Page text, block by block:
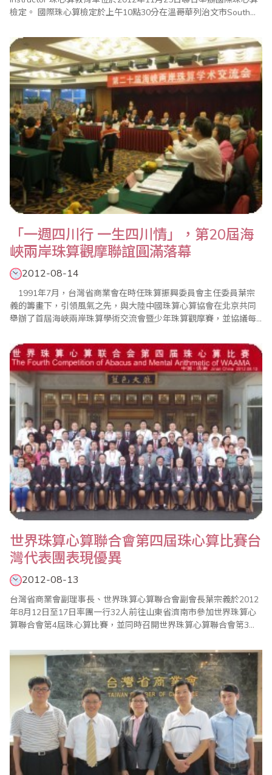
檢定。 國際珠心算檢定於上午10點30分在溫哥華列治文市South
校，不只是海外台裔學生，更包含中國、香港、越南、菲律賓籍的
學生，還有溫哥華當地的白人學..
「一週四川行 一生四川情」，第20屆海
峽兩岸珠算觀摩聯誼圓滿落幕
2012-08-14
1991年7月，台灣省商業會在時任珠算振興委員會主任委員葉宗
義的籌畫下，引領風氣之先，與大陸中國珠算心算協會在北京共同
舉辦了首屆海峽兩岸珠算學術交流會暨少年珠算觀摩賽，並協議每
第20屆海峽兩岸珠算觀摩聯誼活動，在中國珠算心算協會及四川省
珠算協會的細心籌備下，於10月14日起在四川舉行，並進行為期八
天的參觀訪問行程。10月14日下午，台灣..
世界珠算心算聯合會第四屆珠心算比賽台
灣代表團表現優異
2012-08-13
台灣省商業會副理事長、世界珠算心算聯合會副會長葉宗義於2012
年8月12日至17日率團一行32人前往山東省濟南市參加世界珠算心
算聯合會第4屆珠心算比賽，並同時召開世界珠算心算聯合會第3屆
括台灣、大陸、日本、韓國、馬來西亞、印尼、香港等國家或地區
同好及選手參與盛會。8月13日上午8時30分在南郊賓館展開序幕，
並在各界貴賓及世界珠算心算聯合會..